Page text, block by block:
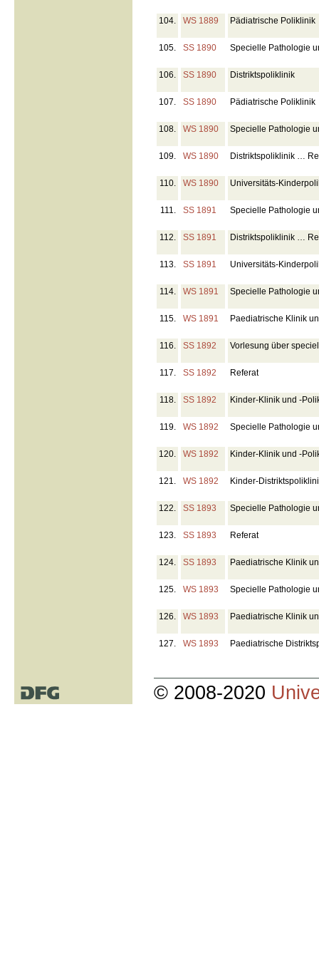
104. WS 1889 Pädiatrische Poliklinik
105. SS 1890 Specielle Pathologie
106. SS 1890 Distriktspoliklinik
107. SS 1890 Pädiatrische Poliklinik
108. WS 1890 Specielle Pathologie
109. WS 1890 Distriktspoliklinik …
110. WS 1890 Universitäts-
111. SS 1891 Specielle Pathologie
112. SS 1891 Distriktspoliklinik …
113. SS 1891 Universitäts-
114. WS 1891 Specielle Pathologie
115. WS 1891 Paediatrische Klinik
116. SS 1892 Vorlesung über
117. SS 1892 Referat
118. SS 1892 Kinder-Klinik und -
119. WS 1892 Specielle Pathologie
120. WS 1892 Kinder-Klinik und -
121. WS 1892 Kinder-
122. SS 1893 Specielle Pathologie
123. SS 1893 Referat
124. SS 1893 Paediatrische Klinik
125. WS 1893 Specielle Pathologie
126. WS 1893 Paediatrische Klinik
127. WS 1893 Paediatrische
© 2008-2020